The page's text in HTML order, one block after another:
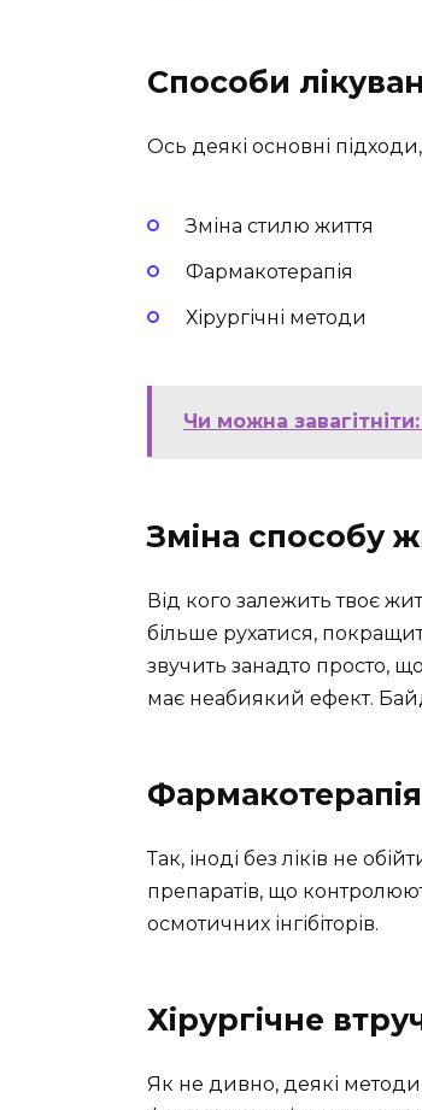
Способи
Ось деякі основні
Зміна стилю життя
Фармакотерапія
Хірургічні методи
Чи можна
Зміна способу
Від кого залежить твоє
більше рухатися,
звучить занадто просто,
має неабиякий ефект.
Фармакотерапія
Так, іноді без ліків не
препаратів, що
осмотичних інгібіторів.
Хірургічне
Як не дивно, деякі методи